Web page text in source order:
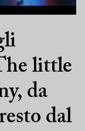
little
da
dal